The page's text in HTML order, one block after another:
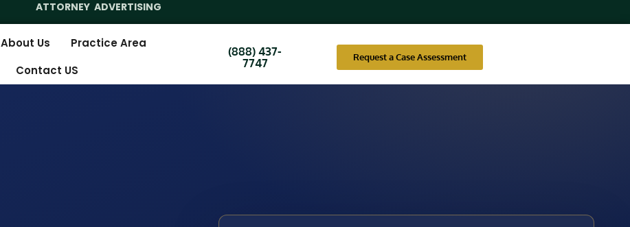
ATTORNEY ADVERTISING
About Us
Practice Area
Contact US
(888) 437-
7747
Request a Case Assessment